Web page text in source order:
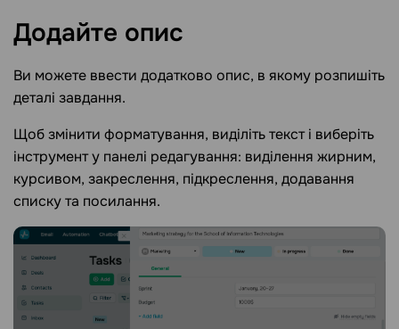
Додайте опис
Ви можете ввести додатково опис, в якому розпишіть
деталі завдання.
Щоб змінити форматування, виділіть текст і виберіть
інструмент у панелі редагування: виділення жирним,
курсивом, закреслення, підкреслення, додавання
списку та посилання.